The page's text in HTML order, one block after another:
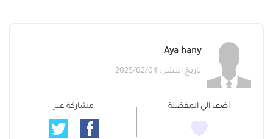
Aya hany
تاريخ النشر : 2025/02/04
أضف الي المفضلة مشاركة عبر